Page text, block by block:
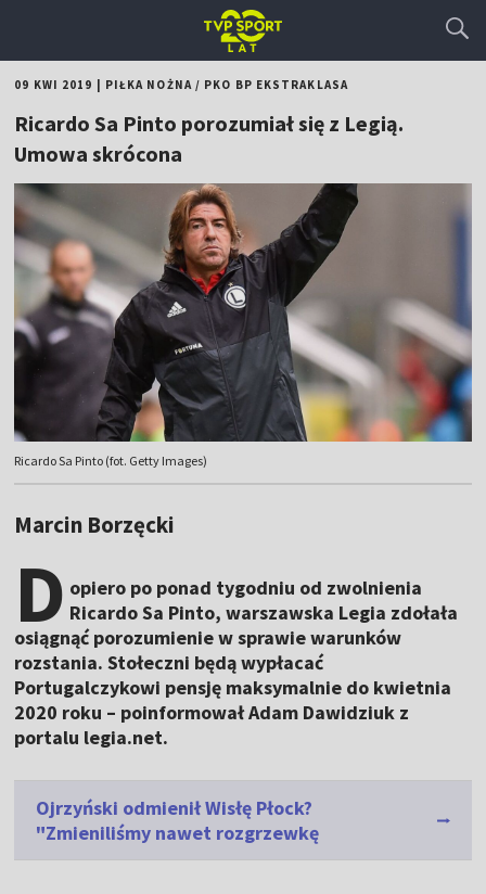
09 KWI 2019 PIŁKA NOŻNA/ PKO BP EKSTRAKLASA
Ricardo Sa Pinto porozumiał się z Legią.
Umowa skrócona
Ricardo Sa Pinto (fot. Getty Images)
Marcin Borzęcki
D opiero po ponad tygodniu od zwolnienia
Ricardo Sa Pinto, warszawska Legia zdołała
osiągnąć porozumienie w sprawie warunków
rozstania. Stołeczni będą wypłacać
Portugalczykowi pensję maksymalnie do kwietnia
2020 roku – poinformował Adam Dawidziuk z
portalu legia.net.
Ojrzyński odmienił Wisłę Płock?
"Zmieniliśmy nawet rozgrzewkę